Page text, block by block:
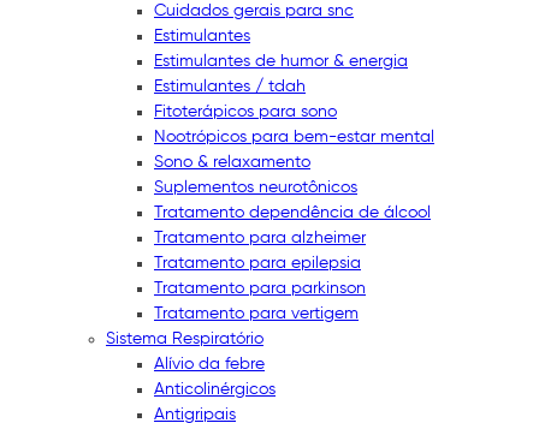
Cuidados gerais para snc
Estimulantes
Estimulantes de humor & energia
Estimulantes / tdah
Fitoterápicos para sono
Nootrópicos para bem-estar mental
Sono & relaxamento
Suplementos neurotônicos
Tratamento dependência de álcool
Tratamento para alzheimer
Tratamento para epilepsia
Tratamento para parkinson
Tratamento para vertigem
Sistema Respiratório
Alívio da febre
Anticolinérgicos
Antigripais